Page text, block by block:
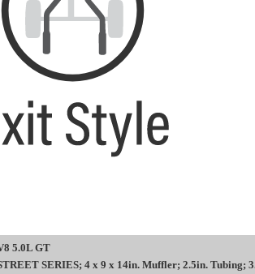
5.0L GT
SERIES; 4 x 9 x 14in. Muffler; 2.5in. Tubing;